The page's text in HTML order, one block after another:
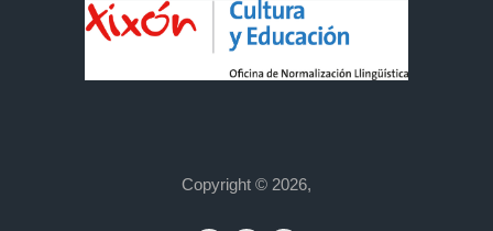
Copyright © 2026,